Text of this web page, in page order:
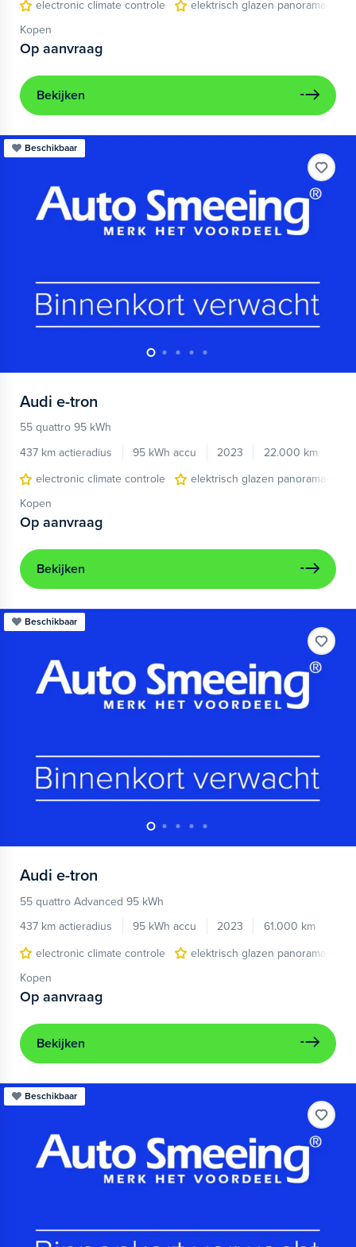
electronic climate controle
elektrisch glazen panorama-dak
Kopen
Op aanvraag
Bekijken
Beschikbaar
Audi e-tron
55 quattro 95 kWh
437 km actieradius
95 kWh accu 2023
22.000 km
electronic climate controle
elektrisch glazen panorama-dak
Kopen
Op aanvraag
Bekijken
Beschikbaar
Audi e-tron
55 quattro Advanced 95 kWh
437 km actieradius
95 kWh accu 2023
61.000 km
electronic climate controle
elektrisch glazen panorama-dak
Kopen
Op aanvraag
Bekijken
Beschikbaar